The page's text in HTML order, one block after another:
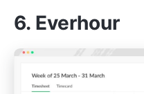
6. Everhour